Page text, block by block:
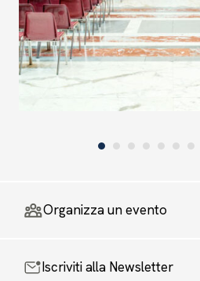
Organizza un evento
Iscriviti alla Newsletter